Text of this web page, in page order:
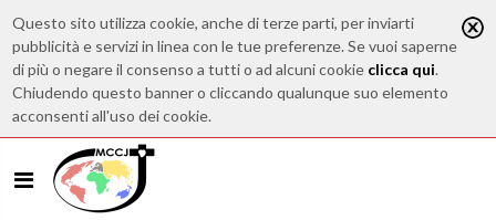
Questo sito utilizza cookie, anche di terze parti, per inviarti
pubblicità e servizi in linea con le tue preferenze. Se vuoi saperne
di più o negare il consenso a tutti o ad alcuni cookie clicca qui.
Chiudendo questo banner o cliccando qualunque suo elemento
acconsenti all'uso dei cookie.